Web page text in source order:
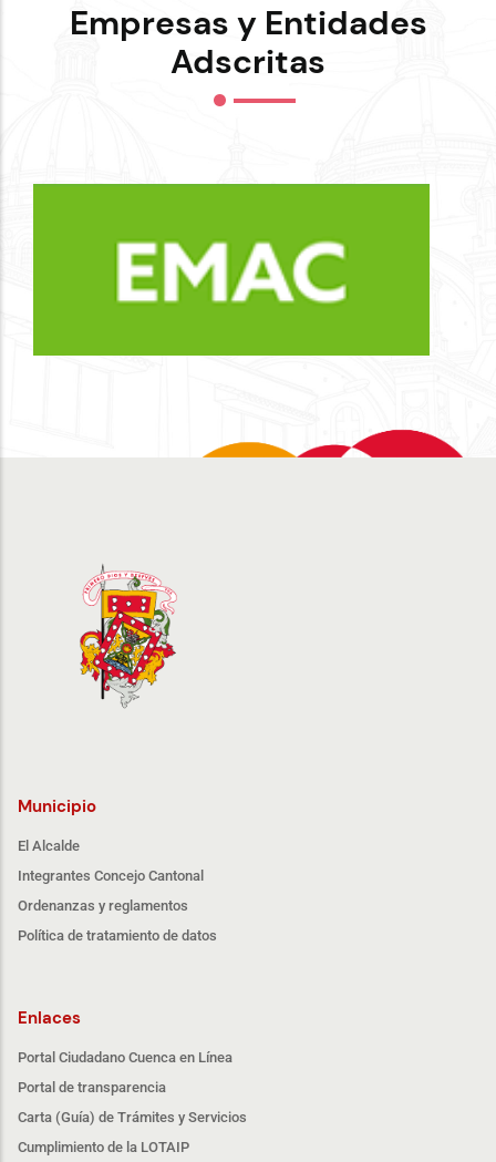
Empresas y Entidades
Adscritas
Municipio
El Alcalde
Integrantes Concejo Cantonal
Ordenanzas y reglamentos
Política de tratamiento de datos
Enlaces
Portal Ciudadano Cuenca en Línea
Portal de transparencia
Carta (Guía) de Trámites y Servicios
Cumplimiento de la LOTAIP